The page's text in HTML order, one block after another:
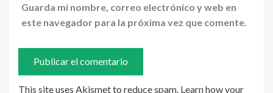
Guarda mi nombre, correo electrónico y web en
este navegador para la próxima vez que comente.
This site uses Akismet to reduce spam. Learn how your